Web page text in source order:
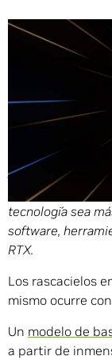
Compartir
Aviso del editor:
Descodificada,
tecnología sea
software,
RTX.
Los rascacielos
mismo ocurre
Un modelo de
a partir de